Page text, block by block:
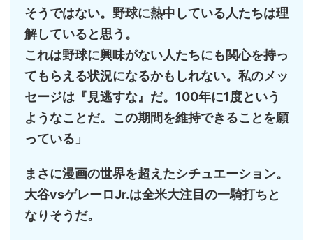
そうではない。野球に熱中している人たちは理
解していると思う。
これは野球に興味がない人たちにも関心を持っ
てもらえる状況になるかもしれない。私のメッ
セージは『見逃すな』だ。100年に1度という
ようなことだ。この期間を維持できることを願
っている」
まさに漫画の世界を超えたシチュエーション。
大谷vsゲレーロJr.は全米大注目の一騎打ちと
なりそうだ。